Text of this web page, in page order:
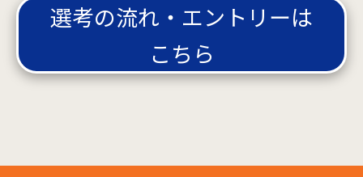
選考の流れ・エントリーは
こちら